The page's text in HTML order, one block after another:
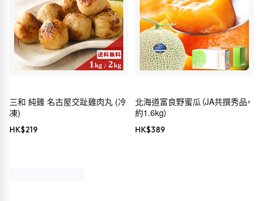
三和 純雞 名古屋交趾雞肉丸 (冷
凍)
HK$219
北海道富良野蜜瓜（JA共撰秀品，
約1.6kg）
HK$389